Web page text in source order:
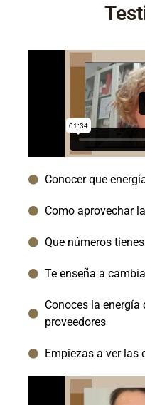
Conocer que
Como aprovechar
Que números
Te enseña a
Conoces la energía
proveedores
Empiezas a ver las